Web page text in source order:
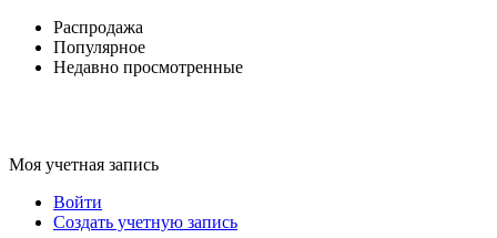
Распродажа
Популярное
Недавно просмотренные
Моя учетная запись
Войти
Создать учетную запись